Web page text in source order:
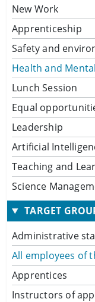
New Work
Apprenticeship
Safety and
Health and
Lunch Session
Equal
Leadership
Artificial
Teaching and
Science
TARGET
Administrative
All employees of
Apprentices
Instructors of